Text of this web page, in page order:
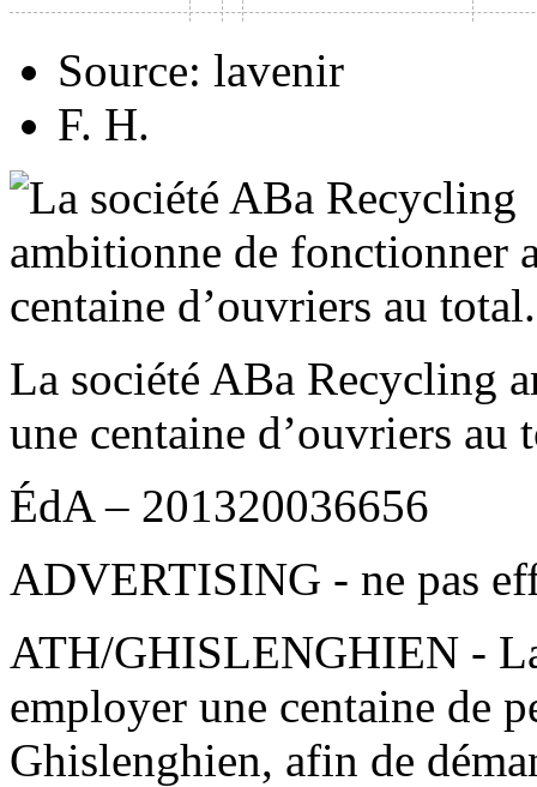
Source: lavenir
F. H.
La société ABa Recycling
une centaine d’ouvriers au
ÉdA – 201320036656
ADVERTISING - ne pas
ATH/GHISLENGHIEN -
employer une centaine de
Ghislenghien, afin de